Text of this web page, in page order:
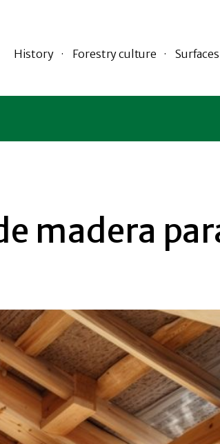
History Forestry culture Surfaces
madera